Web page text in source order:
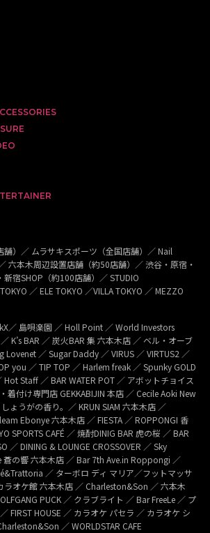
舗）／ ムラサキスポーツ（全国店舗）／ Nail
六本木周辺設置店舗（約50店舗）／ 渋谷・原宿・
宿SHOP（約100店舗）／ STUDIO
／ ELE TOKYO ／VILLA TOKYO ／ MEZZO
／ 島唄楽園 ／ Holl Point ／ World Investors
K’s BAR ／ 炭火BAR 集 六本木店 ／ ベル・オーブ
／ Sugar Daddy ／ VIRUS ／ VIRTUS2 ／
you ／ TIP TOP ／ Harlem freak ／ Spunky GOLD
Hot Staff ／ BAR WATER POT ／ アボットチョイス
着付け専門店 GEKKABIJIN 本店 ／ Cecile Aoki New
しょうがの香り。／ KRUN SIAM 六本木店 ／
Ebonye 六本木店 ／ FIESTA ／ ROPPONGI 香
SPORTS CAFÉ ／ 焼酎DINIG BAR 虎の桜 ／ BAR
／ DINING & LOUNGE CROSSOVER ／ Sky
の響 六本木店 ／ Bar 7th Ave.in Roppongi ／
／ ターボロ ディ マリア／フットマッサ
ラオケ館 六本木店 ／ Charleston&Son ／ 六本木
PUCK ／ クラブライト ／ Bar FreeLe ／ プ
FIRST HOUSE ／ カラオケ パセラ ／ カラオケ シ
／ WORLDSTAR CAFE